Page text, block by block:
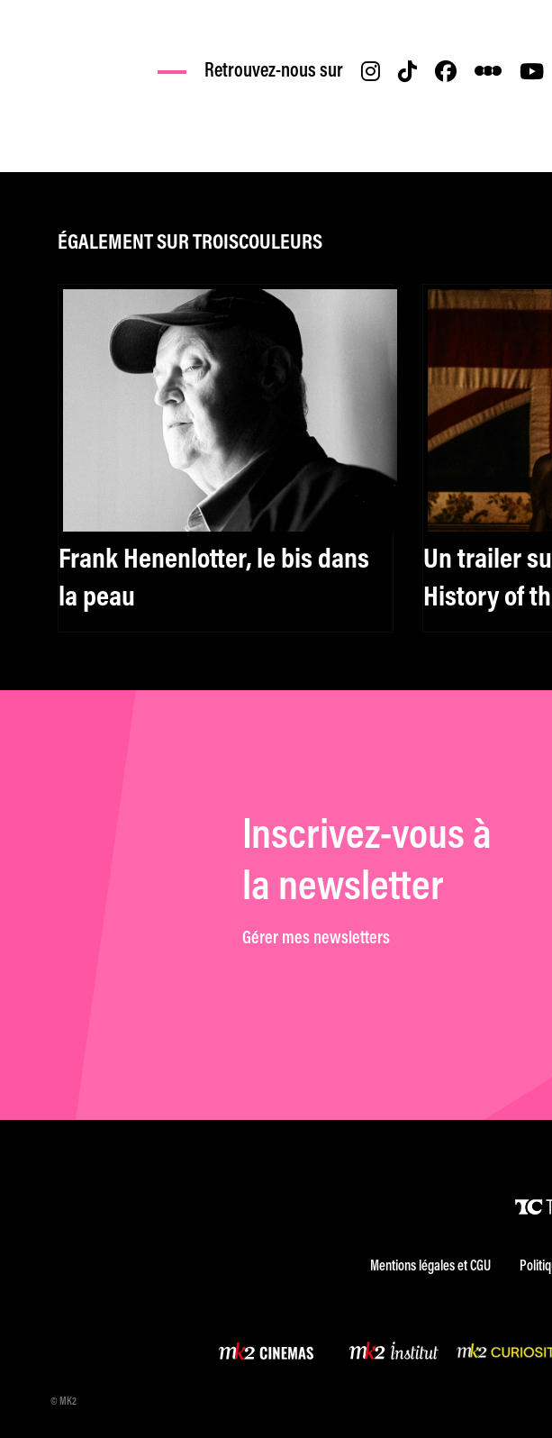
Retrouvez-nous sur
ÉGALEMENT SUR TROISCOULEURS
Frank Henenlotter, le bis dans
la peau
Un trailer
History of
Inscrivez-vous à
la newsletter
Gérer mes newsletters
Mentions légales et CGU
© MK2